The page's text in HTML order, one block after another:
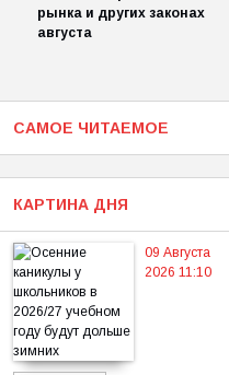
рынка и других законах
августа
САМОЕ ЧИТАЕМОЕ
КАРТИНА ДНЯ
09 Августа
2026 11:10